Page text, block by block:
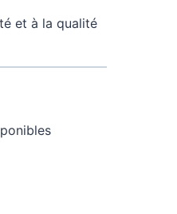
et à la qualité